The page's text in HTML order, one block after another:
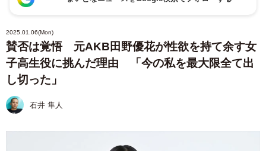
2025.01.06(Mon)
賛否は覚悟 元AKB田野優花が性欲を持て余す女
子高生役に挑んだ理由 「今の私を最大限全て出
し切った」
石井 隼人